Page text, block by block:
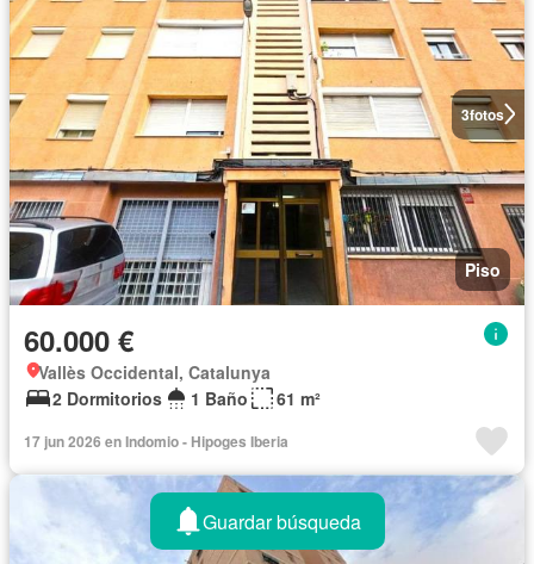
3fotos
Piso
60.000 €
Vallès Occidental, Catalunya
2 Dormitorios
1 Baño 61 m²
17 jun 2026 en Indomio - Hipoges Iberia
Guardar búsqueda